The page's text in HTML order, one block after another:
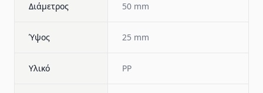
Διάμετρος 50 mm
Ύψος 25 mm
Υλικό PP